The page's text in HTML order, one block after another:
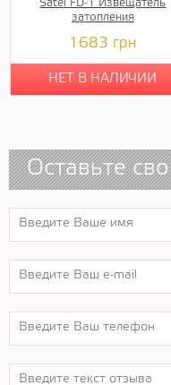
Satel FD-1 Извещатель
затопления
1683 грн
НЕТ В НАЛИЧИИ
Оставьте